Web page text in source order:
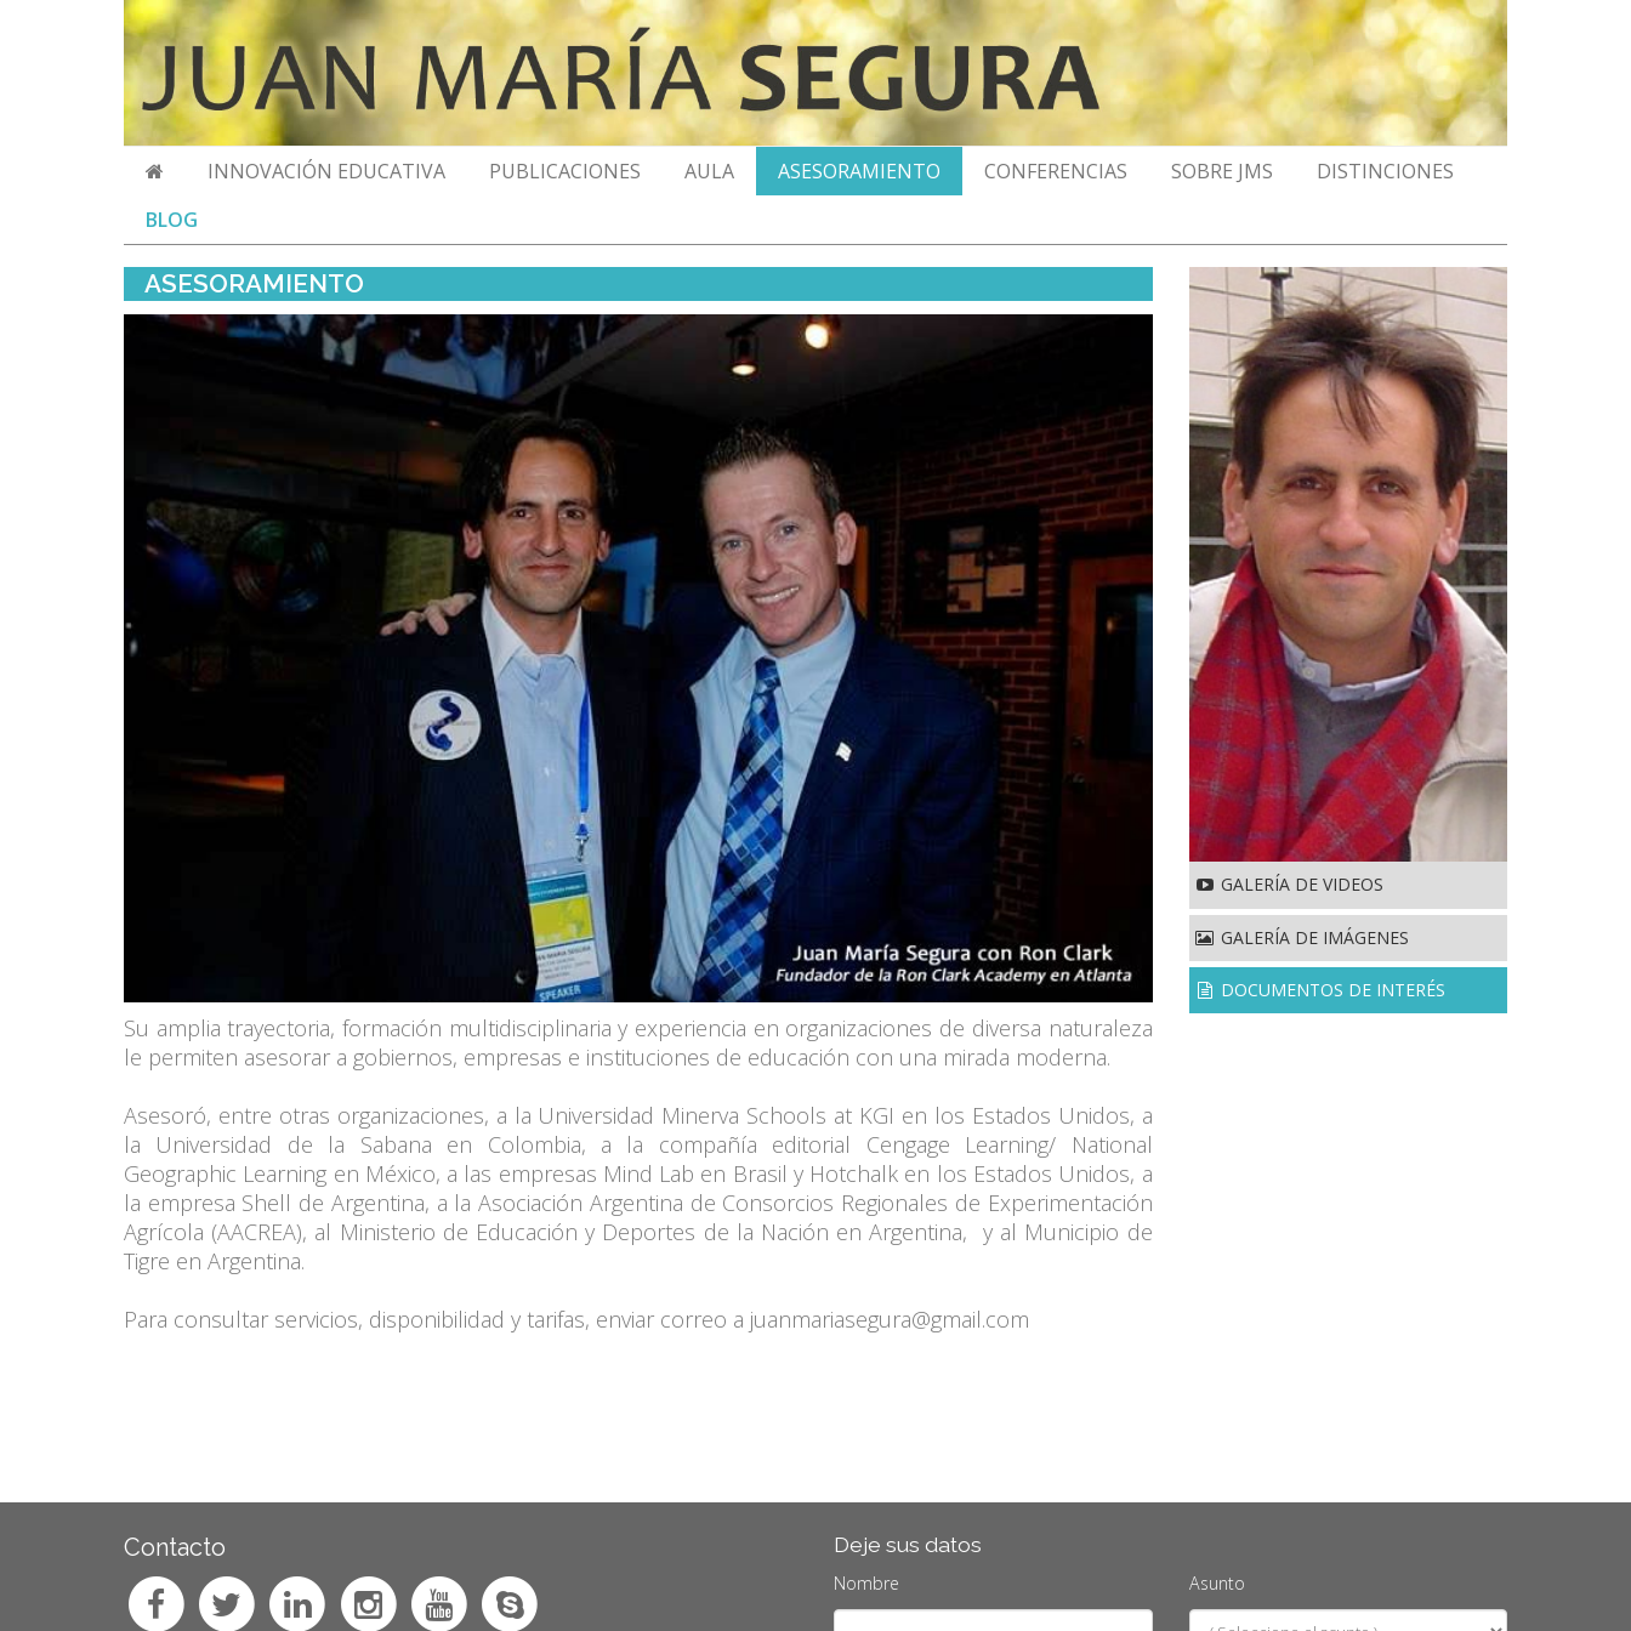
INNOVACIÓN EDUCATIVA PUBLICACIONES AULA ASESORAMIENTO CONFERENCIAS SOBRE JMS
DISTINCIONES
BLOG
ASESORAMIENTO
Su amplia trayectoria, formación multidisciplinaria y experiencia en organizaciones de diversa naturaleza
le permiten asesorar a gobiernos, empresas e instituciones de educación con una mirada moderna.
Asesoró, entre otras organizaciones, a la Universidad Minerva Schools at KGI en los Estados Unidos, a
la Universidad de la Sabana en Colombia, a la compañía editorial Cengage Learning/ National
Geographic Learning en México, a las empresas Mind Lab en Brasil y Hotchalk en los Estados Unidos, a
la empresa Shell de Argentina, a la Asociación Argentina de Consorcios Regionales de Experimentación
Agrícola (AACREA), al Ministerio de Educación y Deportes de la Nación en Argentina, y al Municipio de
Tigre en Argentina.
Para consultar servicios, disponibilidad y tarifas, enviar correo a juanmariasegura@gmail.com
GALERÍA DE VIDEOS
GALERÍA DE IMÁGENES
DOCUMENTOS DE INTERÉS
Contacto Deje sus datos
Nombre Asunto